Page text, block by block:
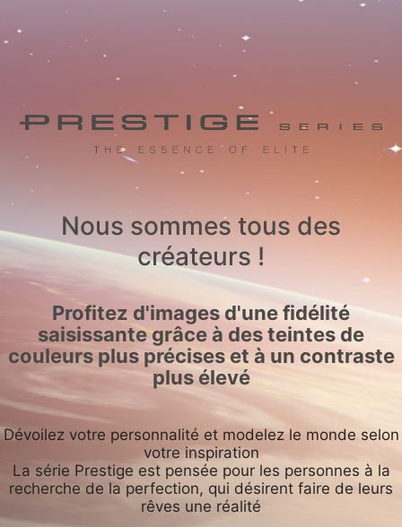
Nous sommes tous des
créateurs !
Profitez d'images d'une fidélité
saisissante grâce à des teintes de
couleurs plus précises et à un contraste
plus élevé
Dévoilez votre personnalité et modelez le monde selon
votre inspiration
La série Prestige est pensée pour les personnes à la
recherche de la perfection, qui désirent faire de leurs
rêves une réalité